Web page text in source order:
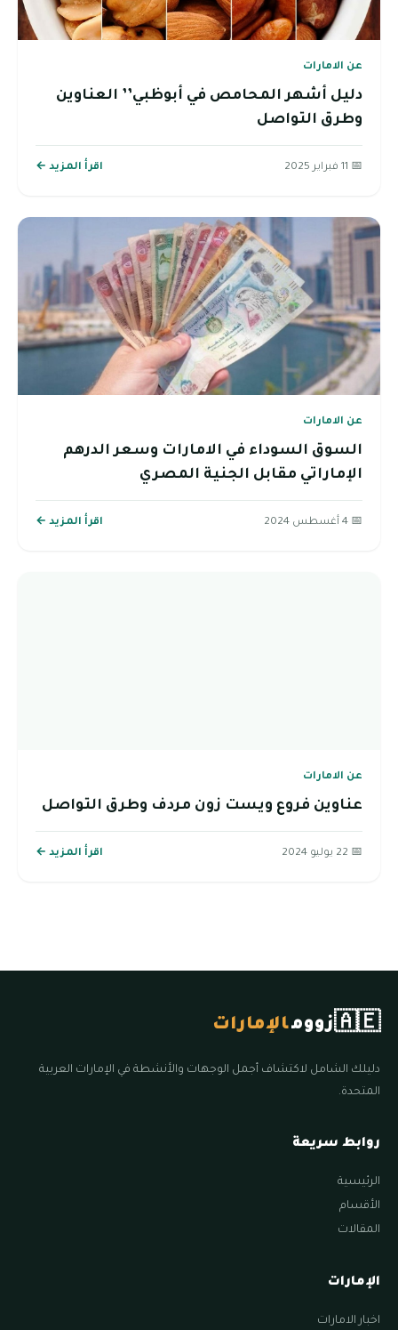
عن الامارات
دليل أشهر المحامص في أبوظبي’’ العناوين
وطرق التواصل
📅 11 فبراير 2025 اقرأ المزيد ←
عن الامارات
السوق السوداء في الامارات وسعر الدرهم
الإماراتي مقابل الجنية المصري
📅 4 أغسطس 2024 اقرأ المزيد ←
عن الامارات
عناوين فروع ويست زون مردف وطرق التواصل
📅 22 يوليو 2024 اقرأ المزيد ←
🇦🇪زوومالإمارات
دليلك الشامل لاكتشاف أجمل الوجهات والأنشطة في الإمارات العربية
المتحدة.
روابط سريعة
الرئيسية
الأقسام
المقالات
الإمارات
اخبار الامارات